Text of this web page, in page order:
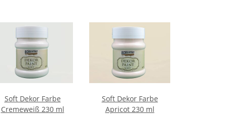
Soft Dekor Farbe
Cremeweiß 230 ml
Soft Dekor Farbe
Apricot 230 ml